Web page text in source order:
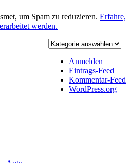
um Spam zu reduzieren. Erfahre,
werden.
Anmelden
Eintrags-Feed
Kommentar-Feed
WordPress.org